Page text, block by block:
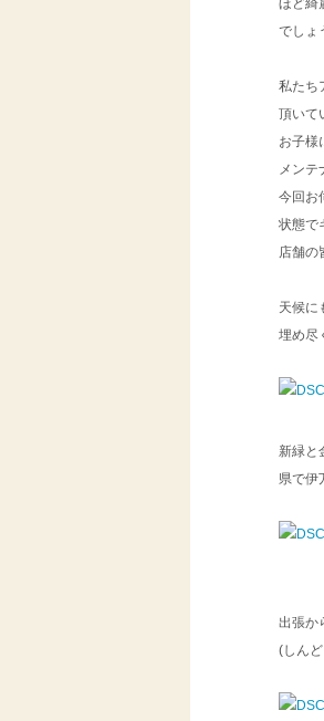
ほど綺
でしょ
私たち
頂い
お子様
メンテ
今回お
状態で
店舗の
天候に
埋め尽
新緑と
県で伊
よく
出張か
(しん